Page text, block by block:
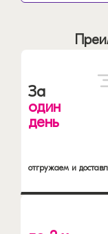
За
один
день
отгружаем и